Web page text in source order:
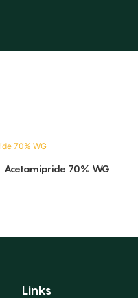
Acetamipride 70% WG
Links